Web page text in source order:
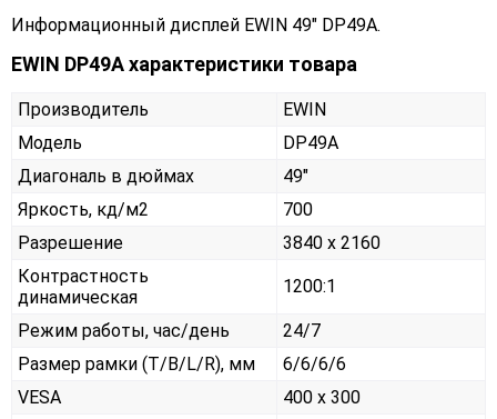
Информационный дисплей EWIN 49" DP49A.
EWIN DP49A характеристики товара
Производитель
EWIN
Модель
DP49A
Диагональ в дюймах
49"
Яркость, кд/м2
700
Разрешение
3840 x 2160
Контрастность
динамическая
1200:1
Режим работы, час/день
24/7
Размер рамки (T/B/L/R), мм
6/6/6/6
VESA
400 x 300